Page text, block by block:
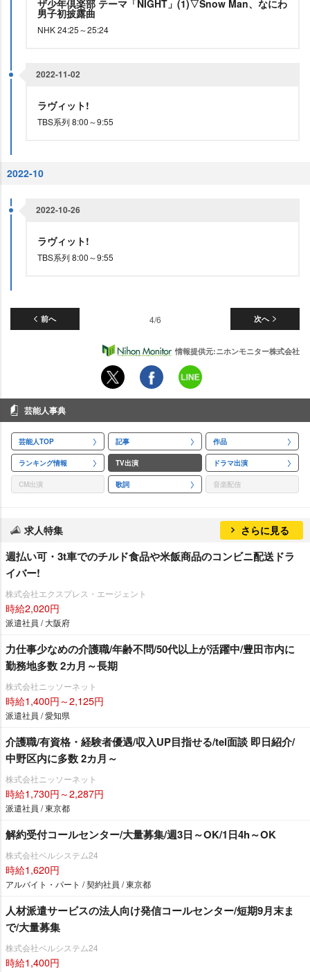
ザ少年倶楽部 テーマ「NIGHT」(1)▽Snow Man、なにわ
男子初披露曲
NHK 24:25～25:24
2022-11-02
ラヴィット!
TBS系列 8:00～9:55
2022-10
2022-10-26
ラヴィット!
TBS系列 8:00～9:55
前へ 次へ
4/6
情報提供元:ニホンモニター株式会社
芸能人事典
芸能人TOP 記事 作品
ランキング情報 TV出演 ドラマ出演
CM出演 歌詞 音楽配信
求人特集 さらに見る
週払い可・3t車でのチルド食品や米飯商品のコンビニ配送ドラ
イバー!
株式会社エクスプレス・エージェント
時給2,020円
派遣社員 / 大阪府
力仕事少なめの介護職/年齢不問/50代以上が活躍中/豊田市内に
勤務地多数 2カ月～長期
株式会社ニッソーネット
時給1,400円～2,125円
派遣社員 / 愛知県
介護職/有資格・経験者優遇/収入UP目指せる/tel面談 即日紹介/
中野区内に多数 2カ月～
株式会社ニッソーネット
時給1,730円～2,287円
派遣社員 / 東京都
解約受付コールセンター/大量募集/週3日～OK/1日4h～OK
株式会社ベルシステム24
時給1,620円
アルバイト・パート / 契約社員 / 東京都
人材派遣サービスの法人向け発信コールセンター/短期9月末ま
で/大量募集
株式会社ベルシステム24
時給1,400円